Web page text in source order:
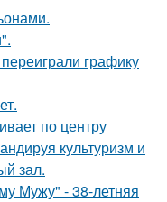
графику
по центру
культуризм и
зал.
Мужу" - 38-летняя